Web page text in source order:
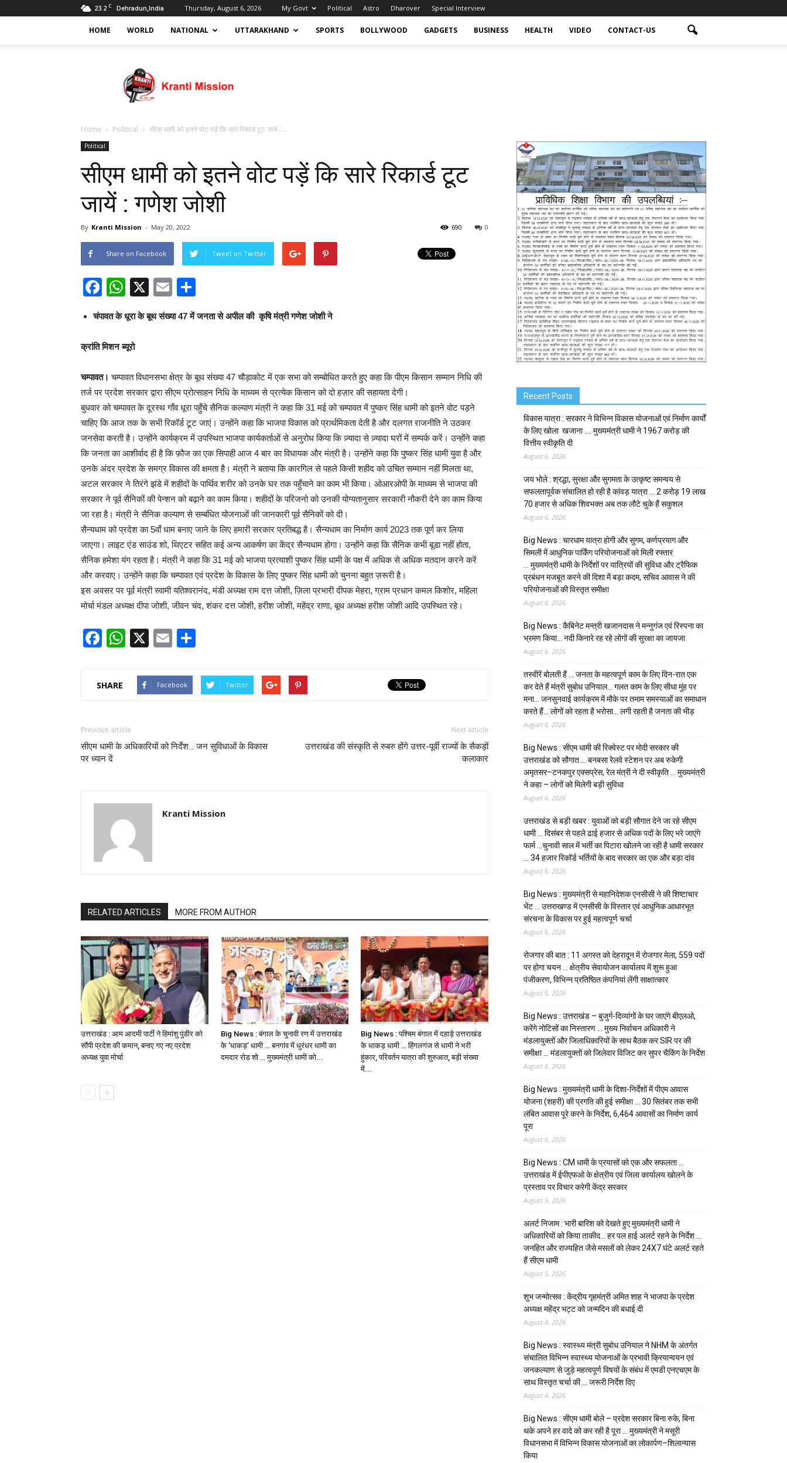
23.2 C Dehradun,India Thursday, August 6, 2026 My Govt Political Astro Dharover Special Interview
HOME WORLD NATIONAL UTTARAKHAND SPORTS BOLLYWOOD GADGETS BUSINESS HEALTH VIDEO CONTACT-US
mission
Home Political सीएम धामी को इतने वोट पड़ें कि सारे रिकार्ड टूट जायें :...
Political
सीएम धामी को इतने वोट पड़ें कि सारे रिकार्ड टूट
जायें : गणेश जोशी
By Kranti Mission - May 20, 2022 0
690
Share on Facebook Tweet on Twitter
Facebook
WhatsApp
X Email
चंपावत के धूरा के बूथ संख्या 47 में जनता से अपील की कृषि मंत्री गणेश जोशी ने
क्रांति मिशन ब्यूरो
चम्पावत।चम्पावत विधानसभा क्षेत्र के बूथ संख्या 47 चौड़ाकोट में एक सभा को सम्बोधित करते हुए कहा कि पीएम किसान सम्मान निधि की
तर्ज पर प्रदेश सरकार द्वारा सीएम प्रोत्साहन निधि के माध्यम से प्रत्येक किसान को दो हज़ार की सहायता देगी।
बुधवार को चम्पावत के दूरस्थ गाँव धूरा पहुँचे सैनिक कल्याण मंत्री ने कहा कि 31 मई को चम्पावत में पुष्कर सिंह धामी को इतने वोट पड़ने
चाहिए कि आज तक के सभी रिकॉर्ड टूट जाएं। उन्होंने कहा कि भाजपा विकास को प्रार्थमिकता देती है और दलगत राजनीति ने उठकर
जनसेवा करती है। उन्होंने कार्यक्रम में उपस्थित भाजपा कार्यकर्ताओं से अनुरोध किया कि ज़्यादा से ज़्यादा घरों में सम्पर्क करें। उन्होंने कहा
कि जनता का आशीर्वाद ही है कि फ़ौज का एक सिपाही आज 4 बार का विधायक और मंत्री है। उन्होंने कहा कि पुष्कर सिंह धामी युवा है और
उनके अंदर प्रदेश के समग्र विकास की क्षमता है। मंत्री ने बताया कि कारगिल से पहले किसी शहीद को उचित सम्मान नहीं मिलता था,
अटल सरकार ने तिरंगे झंडे में शहीदों के पार्थिव शरीर को उनके घर तक पहुँचाने का काम भी किया। ओआरओपी के माध्यम से भाजपा की
सरकार ने पूर्व सैनिकों की पेन्शन को बढ़ाने का काम किया। शहीदों के परिजनो को उनकी योग्यतानुसार सरकारी नौकरी देने का काम किया
जा रहा है। मंत्री ने सैनिक कल्याण से सम्बंधित योजनाओं की जानकारी पूर्व सैनिकों को दी।
सैन्यधाम को प्रदेश का 5वाँ धाम बनाए जाने के लिए हमारी सरकार प्रतिबद्ध है। सैन्यधाम का निर्माण कार्य 2023 तक पूर्ण कर लिया
जाएगा। लाइट एंड साउंड शो, थिएटर सहित कई अन्य आकर्षण का केंद्र सैन्यधाम होगा। उन्होंने कहा कि सैनिक कभी बूडा नहीं होता,
सैनिक हमेशा यंग रहता है। मंत्री ने कहा कि 31 मई को भाजपा प्रत्याशी पुष्कर सिंह धामी के पक्ष में अधिक से अधिक मतदान करने करें
और करवाए। उन्होंने कहा कि चम्पावत एवं प्रदेश के विकास के लिए पुष्कर सिंह धामी को चुनना बहुत ज़रूरी है।
इस अवसर पर पूर्व मंत्री स्वामी यतिश्वरानंद, मंडी अध्यक्ष राम दत्त जोशी, ज़िला प्रभारी दीपक मेहरा, ग्राम प्रधान कमल किशोर, महिला
मोर्चा मंडल अध्यक्ष दीपा जोशी, जीवन चंद, शंकर दत्त जोशी, हरीश जोशी, महेंद्र राणा, बूथ अध्यक्ष हरीश जोशी आदि उपस्थित रहे।
Facebook
WhatsApp
X Email
SHARE Facebook Twitter
Previous article
सीएम धामी के अधिकारियों को निर्देश… जन सुविधाओं के विकास
पर ध्यान दें
Next article
उत्तराखंड की संस्कृति से रुबरु होंगे उत्तर-पूर्वी राज्यों के सैकड़ों
कलाकार
Kranti Mission
RELATED ARTICLES MORE FROM AUTHOR
उत्तराखंड : आम आदमी पार्टी ने हिमांशु पुंडीर को
सौंपी प्रदेश की कमान, बनाए गए नए प्रदेश
अध्यक्ष युवा मोर्चा
Big News : बंगाल के चुनावी रण में उत्तराखंड
के ‘धाकड़’ धामी … बनगांव में धुरंधर धामी का
दमदार रोड शो … मुख्यमंत्री धामी को...
Big News : पश्चिम बंगाल में दहाड़े उत्तराखंड
के धाकड़ धामी … हिंगलगंज से धामी ने भरी
हुंकार, परिवर्तन यात्रा की शुरुआत, बड़ी संख्या
में...
Recent Posts
विकास यात्रा : सरकार ने विभिन्न विकास योजनाओं एवं निर्माण कार्यों
के लिए खोला खजाना …. मुख्यमंत्री धामी ने ₹1967 करोड़ की
वित्तीय स्वीकृति दी
August 6, 2026
जय भोले : श्रद्धा, सुरक्षा और सुगमता के उत्कृष्ट समन्वय से
सफलतापूर्वक संचालित हो रही है कांवड़ यात्रा … 2 करोड़ 19 लाख
70 हजार से अधिक शिवभक्त अब तक लौटे चुके हैं सकुशल
August 6, 2026
Big News : चारधाम यात्रा होगी और सुगम, कर्णप्रयाग और
सिमली में आधुनिक पार्किंग परियोजनाओं को मिली रफ्तार
… मुख्यमंत्री धामी के निर्देशों पर यात्रियों की सुविधा और ट्रैफिक
प्रबंधन मजबूत करने की दिशा में बड़ा कदम, सचिव आवास ने की
परियोजनाओं की विस्तृत समीक्षा
August 6, 2026
Big News : कैबिनेट मन्त्री खजानदास ने मन्नुगंज एवं रिस्पना का
भ्रमण किया… नदी किनारे रह रहे लोगों की सुरक्षा का जायजा
August 6, 2026
तस्वीरें बोलती हैं … जनता के महत्वपूर्ण काम के लिए दिन-रात एक
कर देते हैं मंत्री सुबोध उनियाल… गलत काम के लिए सीधा मुंह पर
मना… जनसुनवाई कार्यक्रम में मौके पर तमाम समस्याओं का समाधान
करते हैं… लोगों को रहता है भरोसा… लगी रहती है जनता की भीड़
August 6, 2026
Big News : सीएम धामी की रिक्वेस्ट पर मोदी सरकार की
उत्तराखंड को सौगात…. बनबसा रेलवे स्टेशन पर अब रुकेगी
अमृतसर–टनकपुर एक्सप्रेस, रेल मंत्री ने दी स्वीकृति … मुख्यमंत्री
ने कहा – लोगों को मिलेगी बड़ी सुविधा
August 6, 2026
उत्तराखंड से बड़ी खबर : युवाओं को बड़ी सौगात देने जा रहे सीएम
धामी … दिसंबर से पहले ढाई हजार से अधिक पदों के लिए भरे जाएंगे
फार्म …चुनावी साल में भर्ती का पिटारा खोलने जा रही है धामी सरकार
… 34 हजार रिकॉर्ड भर्तियों के बाद सरकार का एक और बड़ा दांव
August 6, 2026
Big News : मुख्यमंत्री से महानिदेशक एनसीसी ने की शिष्टाचार
भेंट … उत्तराखण्ड में एनसीसी के विस्तार एवं आधुनिक आधारभूत
संरचना के विकास पर हुई महत्वपूर्ण चर्चा
August 6, 2026
रोजगार की बात : 11 अगस्त को देहरादून में रोजगार मेला, 559 पदों
पर होगा चयन … क्षेत्रीय सेवायोजन कार्यालय में शुरू हुआ
पंजीकरण, विभिन्न प्रतिष्ठित कंपनियां लेंगी साक्षात्कार
August 6, 2026
Big News : उत्तराखंड – बुजुर्ग-दिव्यांगों के घर जाएंगे बीएलओ,
करेंगे नोटिसों का निस्तारण … मुख्य निर्वाचन अधिकारी ने
मंडलायुक्तों और जिलाधिकारियों के साथ बैठक कर SIR पर की
समीक्षा … मंडलायुक्तों को जिलेवार विजिट कर सुपर चैकिंग के निर्देश
August 6, 2026
Big News : मुख्यमंत्री धामी के दिशा-निर्देशों में पीएम आवास
योजना (शहरी) की प्रगति की हुई समीक्षा … 30 सितंबर तक सभी
लंबित आवास पूरे करने के निर्देश, 6,464 आवासों का निर्माण कार्य
पूरा
August 6, 2026
Big News : CM धामी के प्रयासों को एक और सफलता …
उत्तराखंड में ईपीएफओ के क्षेत्रीय एवं जिला कार्यालय खोलने के
प्रस्ताव पर विचार करेगी केंद्र सरकार
August 5, 2026
अलर्ट निजाम : भारी बारिश को देखते हुए मुख्यमंत्री धामी ने
अधिकारियों को किया ताकीद… हर पल हाई अलर्ट रहने के निर्देश …
जनहित और राज्यहित जैसे मसलों को लेकर 24X7 घंटे अलर्ट रहते
हैं सीएम धामी
August 5, 2026
शुभ जन्मोत्सव : केंद्रीय गृहमंत्री अमित शाह ने भाजपा के प्रदेश
अध्यक्ष महेंद्र भट्ट को जन्मदिन की बधाई दी
August 4, 2026
Big News : स्वास्थ्य मंत्री सुबोध उनियाल ने NHM के अंतर्गत
संचालित विभिन्न स्वास्थ्य योजनाओं के प्रभावी क्रियान्वयन एवं
जनकल्याण से जुड़े महत्वपूर्ण विषयों के संबंध में एमडी एनएचएम के
साथ विस्तृत चर्चा की … जरूरी निर्देश दिए
August 4, 2026
Big News : सीएम धामी बोले – प्रदेश सरकार बिना रुके, बिना
थके अपने हर वादे को कर रही है पूरा … मुख्यमंत्री ने मसूरी
विधानसभा में विभिन्न विकास योजनाओं का लोकार्पण–शिलान्यास
किया